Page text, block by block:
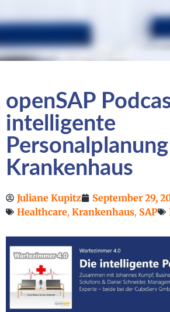
openSAP
intelligente
Krankenhaus
Juliane Kupitz
September 29,
Healthcare, Krankenhaus, SAP